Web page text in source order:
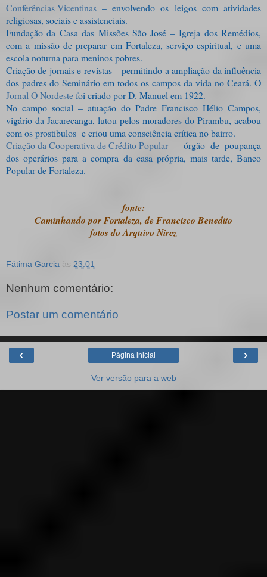
Conferências Vicentinas – envolvendo os leigos com atividades
religiosas, sociais e assistenciais.
Fundação da Casa das Missões São José – Igreja dos Remédios,
com a missão de preparar em Fortaleza, serviço espiritual, e uma
escola noturna para meninos pobres.
Criação de jornais e revistas – permitindo a ampliação da influência
dos padres do Seminário em todos os campos da vida no Ceará. O
Jornal O Nordestefoi criado por D. Manuel em 1922.
No campo social – atuação do Padre Francisco Hélio Campos,
vigário da Jacarecanga, lutou pelos moradores do Pirambu, acabou
com os prostibulos e criou uma consciência crítica no bairro.
Criação da Cooperativa de Crédito Popular – órgão de poupança
dos operários para a compra da casa própria, mais tarde, Banco
Popular de Fortaleza.
fonte:
Caminhando por Fortaleza, de Francisco Benedito
fotos do Arquivo Nirez
Fátima Garcia às 23:01
Nenhum comentário:
Postar um comentário
‹ ›
Página inicial
Ver versão para a web